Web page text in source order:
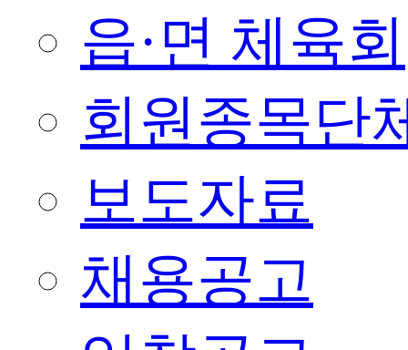
읍·면 체육회
회원종목단
보도자료
채용공고